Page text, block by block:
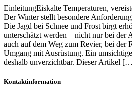
EinleitungEiskalte Temperaturen,
Der Winter stellt besondere
Die Jagd bei Schnee und Frost birgt
unterschätzt werden – nicht nur bei der
auch auf dem Weg zum Revier, bei der
Umgang mit Ausrüstung. Ein
deshalb unverzichtbar. Dieser Artikel
Kontaktinformation